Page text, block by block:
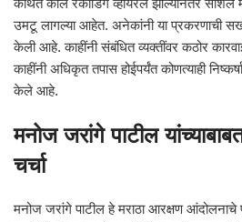
कथित कॉल रेकॉर्डिंग व्हायरल झाल्यानंतर सोशल
उमटू लागल्या आहेत. अनेकांनी या प्रकरणाची
केली आहे. काहींनी संबंधित व्यक्तींवर कठोर
काहींनी अधिकृत तपास होईपर्यंत कोणत्याही
केले आहे.
मनोज जरांगे पाटील
चर्चा
मनोज जरांगे पाटील हे मराठा आरक्षण